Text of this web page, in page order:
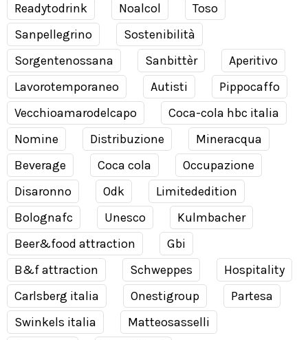
Readytodrink
Noalcol
Toso
Sanpellegrino
Sostenibilità
Sorgentenossana
Sanbittèr
Aperitivo
Lavorotemporaneo
Autisti
Pippocaffo
Vecchioamarodelcapo
Coca-cola hbc italia
Nomine
Distribuzione
Mineracqua
Beverage
Coca cola
Occupazione
Disaronno
Odk
Limitededition
Bolognafc
Unesco
Kulmbacher
Beer&food attraction
Gbi
B&f attraction
Schweppes
Hospitality
Carlsberg italia
Onestigroup
Partesa
Swinkels italia
Matteosasselli